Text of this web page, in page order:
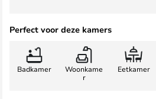
Perfect voor deze kamers
Badkamer
Woonkame
r
Eetkamer